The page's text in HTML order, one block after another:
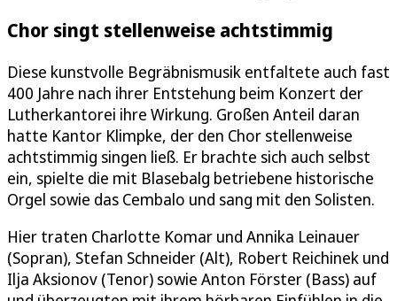
Chor singt stellenweise achtstimmig
Diese kunstvolle Begräbnismusik entfaltete auch fast
400 Jahre nach ihrer Entstehung beim Konzert der
Lutherkantorei ihre Wirkung. Großen Anteil daran
hatte Kantor Klimpke, der den Chor stellenweise
achtstimmig singen ließ. Er brachte sich auch selbst
ein, spielte die mit Blasebalg betriebene historische
Orgel sowie das Cembalo und sang mit den Solisten.
Hier traten Charlotte Komar und Annika Leinauer
(Sopran), Stefan Schneider (Alt), Robert Reichinek und
Ilja Aksionov (Tenor) sowie Anton Förster (Bass) auf